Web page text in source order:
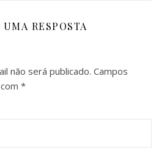
RESPOSTA
não será publicado. Campos
*